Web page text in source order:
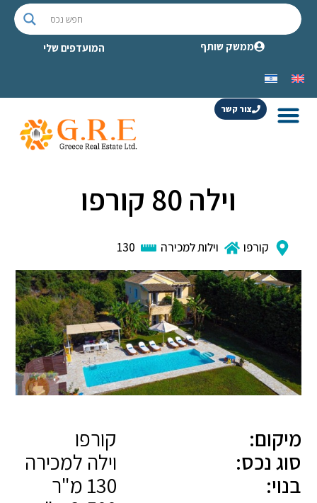
ממשק שותף המועדפים שלי
צור קשר
וילה 80 קורפו
קורפו וילות למכירה 130
מיקום:
קורפו
סוג נכס:
וילה למכירה
בנוי: